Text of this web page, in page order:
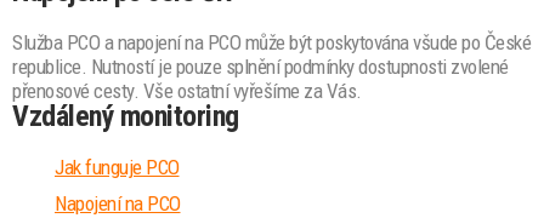
Služba PCO a napojení na PCO může být poskytována všude po České
republice. Nutností je pouze splnění podmínky dostupnosti zvolené
přenosové cesty. Vše ostatní vyřešíme za Vás.
Vzdálený monitoring
Jak funguje PCO
Napojení na PCO